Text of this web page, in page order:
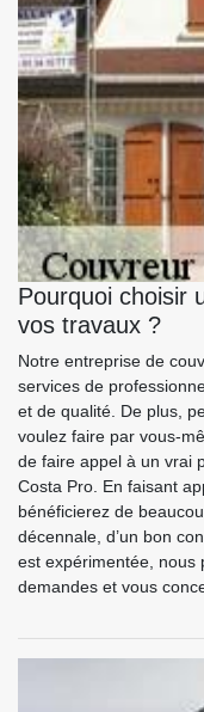
Pourquoi choisir
vos travaux ?
Notre entreprise de
services de
et de qualité. De plus,
voulez faire par vous-
de faire appel à un vrai
Costa Pro. En faisant
bénéficierez de
décennale, d’un bon
est expérimentée, nous
demandes et vous